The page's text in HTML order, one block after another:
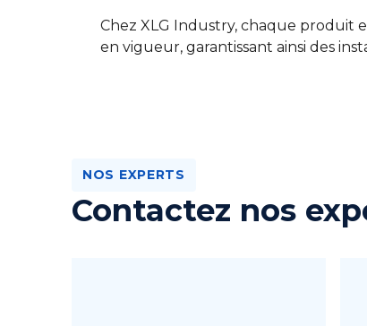
Chez XLG Industry, chaque produit
en vigueur, garantissant ainsi des
NOS EXPERTS
Contactez nos